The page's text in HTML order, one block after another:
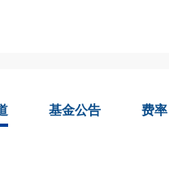
基金公告 费率